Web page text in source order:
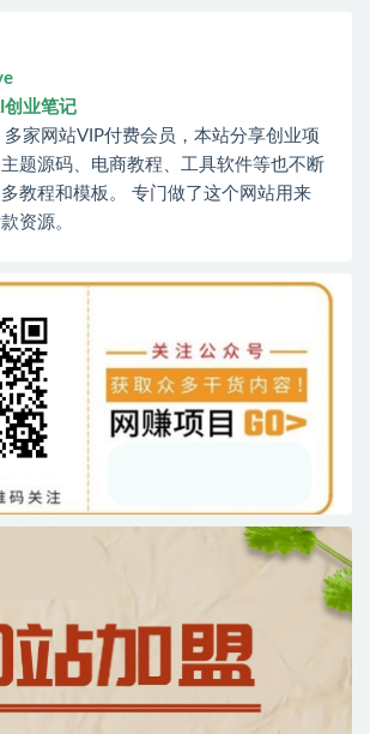
创业笔记
家网站VIP付费会员，本站分享创业项
题源码、电商教程、工具软件等也不断
教程和模板。 专门做了这个网站用来
资源。